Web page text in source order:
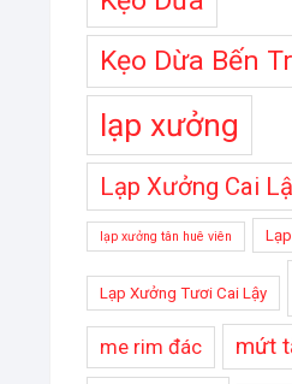
Kẹo Dừa Bến
lạp xưởng
Lạp Xưởng Cai
lạp xưởng tân huê viên
Lạp Xưởng Tươi Cai Lậy
me rim đác
mứt